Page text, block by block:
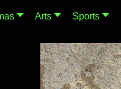
Arts Sports